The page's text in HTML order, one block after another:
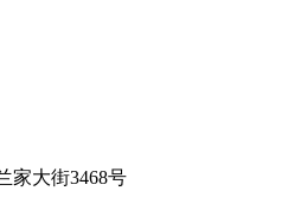
家大街3468号